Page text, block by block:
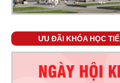
ƯU ĐÃI KHÓA HỌC